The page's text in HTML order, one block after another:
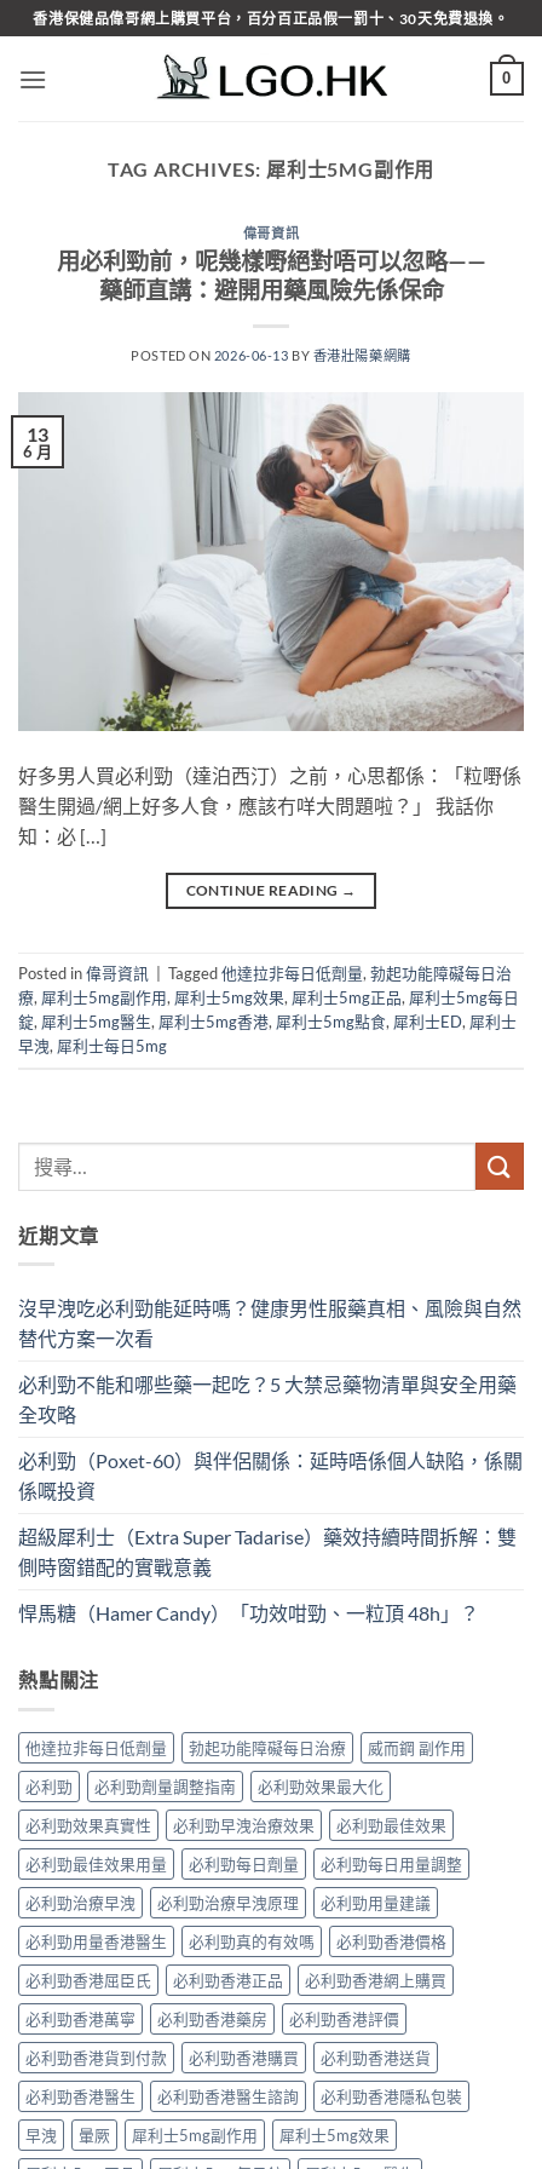
Skip
to
content
香港保健品偉哥網上購買平台，百分百正品假一罰十、30天免費退換。
0
TAG ARCHIVES: 犀利士5MG副作用
偉哥資訊
用必利勁前，呢幾樣嘢絕對唔可以忽略——
藥師直講：避開用藥風險先係保命
POSTED ON 2026-06-13 BY 香港壯陽藥網購
13
6 月
好多男人買必利勁（達泊西汀）之前，心思都係：「粒嘢係
醫生開過/網上好多人食，應該冇咩大問題啦？」 我話你
知：必 […]
CONTINUE READING →
Posted in偉哥資訊 Tagged他達拉非每日低劑量, 勃起功能障礙每日治
療, 犀利士5mg副作用, 犀利士5mg效果, 犀利士5mg正品, 犀利士5mg每日
錠, 犀利士5mg醫生, 犀利士5mg香港, 犀利士5mg點食, 犀利士ED, 犀利士
早洩, 犀利士每日5mg
近期文章
沒早洩吃必利勁能延時嗎？健康男性服藥真相、風險與自然
替代方案一次看
必利勁不能和哪些藥一起吃？5 大禁忌藥物清單與安全用藥
全攻略
必利勁（Poxet-60）與伴侶關係：延時唔係個人缺陷，係關
係嘅投資
超級犀利士（Extra Super Tadarise）藥效持續時間拆解：雙
側時窗錯配的實戰意義
悍馬糖（Hamer Candy）「功效咁勁、一粒頂 48h」？
熱點關注
他達拉非每日低劑量 勃起功能障礙每日治療
威而鋼 副作用
必利勁
必利勁劑量調整指南
必利勁效果最大化
必利勁效果真實性
必利勁早洩治療效果
必利勁最佳效果
必利勁最佳效果用量
必利勁每日劑量
必利勁每日用量調整
必利勁治療早洩
必利勁治療早洩原理
必利勁用量建議
必利勁用量香港醫生
必利勁真的有效嗎
必利勁香港價格
必利勁香港屈臣氏
必利勁香港正品
必利勁香港網上購買
必利勁香港萬寧
必利勁香港藥房
必利勁香港評價
必利勁香港貨到付款
必利勁香港購買
必利勁香港送貨
必利勁香港醫生
必利勁香港醫生諮詢
必利勁香港隱私包裝
早洩
暈厥 犀利士5mg副作用
犀利士5mg效果